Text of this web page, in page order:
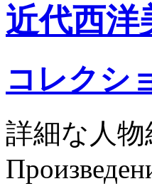
近代西洋
コレクシ
詳細な人物